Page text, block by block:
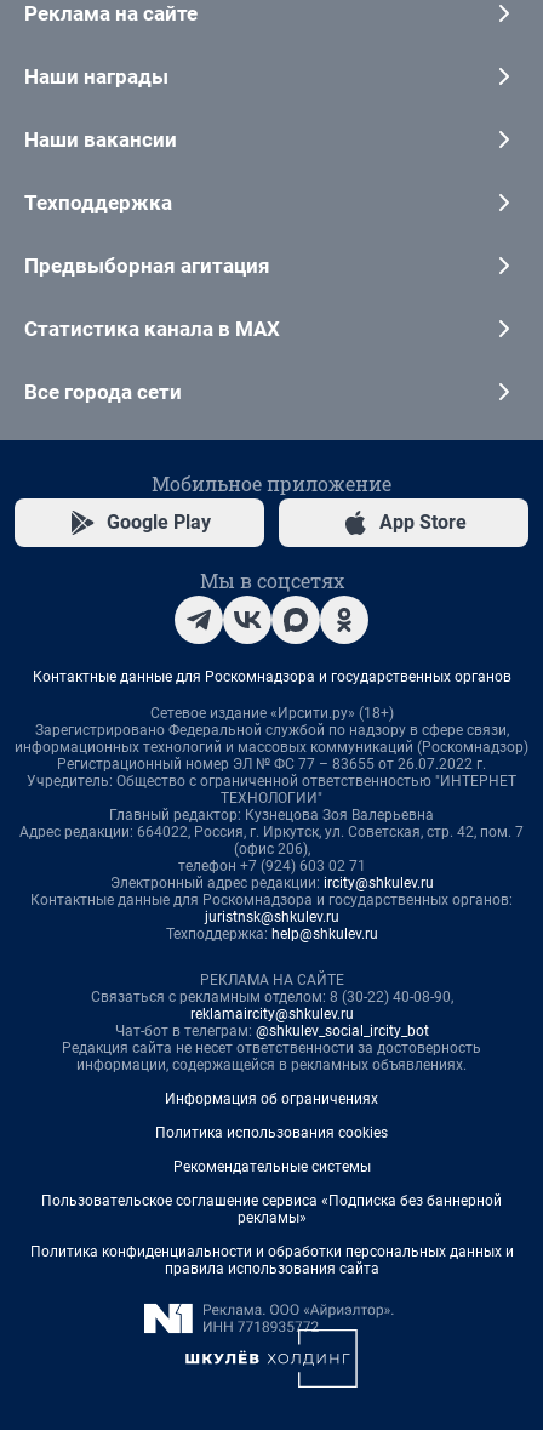
Реклама на сайте
Наши награды
Наши вакансии
Техподдержка
Предвыборная агитация
Статистика канала в MAX
Все города сети
Мобильное приложение
Google Play App Store
Мы в соцсетях
Контактные данные для Роскомнадзора и государственных органов
Сетевое издание «Ирсити.ру» (18+)
Зарегистрировано Федеральной службой по надзору в сфере связи,
информационных технологий и массовых коммуникаций (Роскомнадзор)
Регистрационный номер ЭЛ № ФС 77 – 83655 от 26.07.2022 г.
Учредитель: Общество с ограниченной ответственностью "ИНТЕРНЕТ
ТЕХНОЛОГИИ"
Главный редактор: Кузнецова Зоя Валерьевна
Адрес редакции: 664022, Россия, г. Иркутск, ул. Советская, стр. 42, пом. 7
(офис 206),
телефон +7 (924) 603 02 71
Электронный адрес редакции: ircity@shkulev.ru
Контактные данные для Роскомнадзора и государственных органов:
juristnsk@shkulev.ru
Техподдержка: help@shkulev.ru
РЕКЛАМА НА САЙТЕ
Связаться с рекламным отделом: 8 (30-22) 40-08-90,
reklamaircity@shkulev.ru
Чат-бот в телеграм: @shkulev_social_ircity_bot
Редакция сайта не несет ответственности за достоверность
информации, содержащейся в рекламных объявлениях.
Информация об ограничениях
Политика использования cookies
Рекомендательные системы
Пользовательское соглашение сервиса «Подписка без баннерной
рекламы»
Политика конфиденциальности и обработки персональных данных и
правила использования сайта